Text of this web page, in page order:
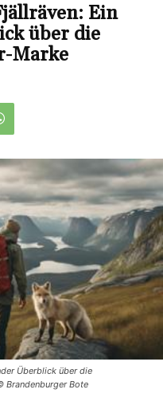
Ein
über die
Marke
Überblick über die
Bote